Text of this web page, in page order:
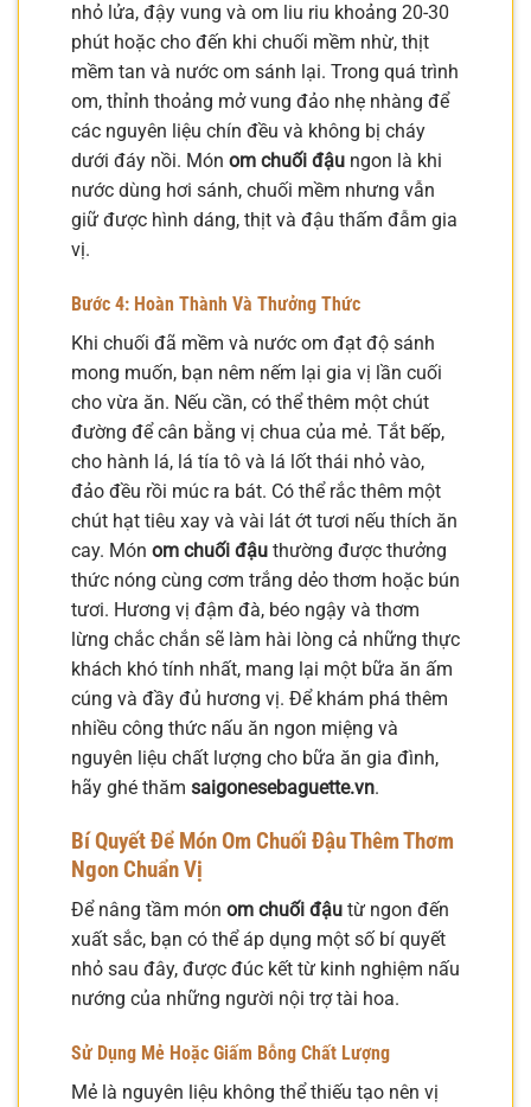
nhỏ lửa, đậy vung và om liu riu khoảng 20-30
phút hoặc cho đến khi chuối mềm nhừ, thịt
mềm tan và nước om sánh lại. Trong quá trình
om, thỉnh thoảng mở vung đảo nhẹ nhàng để
các nguyên liệu chín đều và không bị cháy
dưới đáy nồi. Món om chuối đậu ngon là khi
nước dùng hơi sánh, chuối mềm nhưng vẫn
giữ được hình dáng, thịt và đậu thấm đẫm gia
vị.
Bước 4: Hoàn Thành Và Thưởng Thức
Khi chuối đã mềm và nước om đạt độ sánh
mong muốn, bạn nêm nếm lại gia vị lần cuối
cho vừa ăn. Nếu cần, có thể thêm một chút
đường để cân bằng vị chua của mẻ. Tắt bếp,
cho hành lá, lá tía tô và lá lốt thái nhỏ vào,
đảo đều rồi múc ra bát. Có thể rắc thêm một
chút hạt tiêu xay và vài lát ớt tươi nếu thích ăn
cay. Món om chuối đậu thường được thưởng
thức nóng cùng cơm trắng dẻo thơm hoặc bún
tươi. Hương vị đậm đà, béo ngậy và thơm
lừng chắc chắn sẽ làm hài lòng cả những thực
khách khó tính nhất, mang lại một bữa ăn ấm
cúng và đầy đủ hương vị. Để khám phá thêm
nhiều công thức nấu ăn ngon miệng và
nguyên liệu chất lượng cho bữa ăn gia đình,
hãy ghé thăm saigonesebaguette.vn.
Bí Quyết Để Món Om Chuối Đậu Thêm Thơm
Ngon Chuẩn Vị
Để nâng tầm món om chuối đậu từ ngon đến
xuất sắc, bạn có thể áp dụng một số bí quyết
nhỏ sau đây, được đúc kết từ kinh nghiệm nấu
nướng của những người nội trợ tài hoa.
Sử Dụng Mẻ Hoặc Giấm Bỗng Chất Lượng
Mẻ là nguyên liệu không thể thiếu tạo nên vị